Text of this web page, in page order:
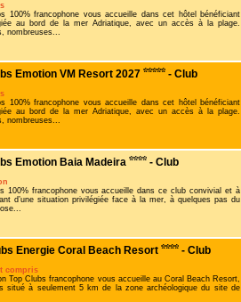
100% francophone vous accueille dans cet hôtel bénéficiant
au bord de la mer Adriatique, avec un accès à la plage.
nombreuses...
Emotion VM Resort 2027 - Club
100% francophone vous accueille dans cet hôtel bénéficiant
au bord de la mer Adriatique, avec un accès à la plage.
nombreuses...
Emotion Baia Madeira - Club
100% francophone vous accueille dans ce club convivial et à
d’une situation privilégiée face à la mer, à quelques pas du
Energie Coral Beach Resort - Club
compris
Top Clubs francophone vous accueille au Coral Beach Resort,
situé à seulement 5 km de la zone archéologique du site de